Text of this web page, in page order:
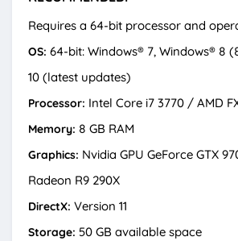
Requires a 64-bit processor and
OS: 64-bit: Windows® 7, Windows® 8
10 (latest updates)
Processor: Intel Core i7 3770 / AMD
Memory: 8 GB RAM
Graphics: Nvidia GPU GeForce GTX
Radeon R9 290X
DirectX: Version 11
Storage: 50 GB available space